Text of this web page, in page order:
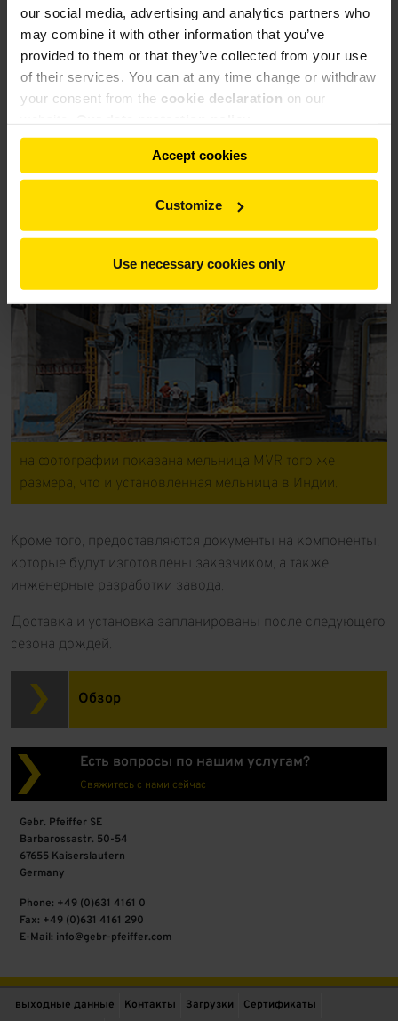
our social media, advertising and analytics partners who
may combine it with other information that you’ve
provided to them or that they’ve collected from your use
of their services. You can at any time change or withdraw
your consent from the cookie declaration on our
Accept cookies
Customize
Use necessary cookies only
В то время как основные компоненты, такие как
шлифовальные ролики, система подвески
шлифовальных роликов и редуктор мельницы,
поставляются компанией Gebr. Pfeiffer SE из Европы,
индийская дочерняя компания Gebr. Pfeiffer (Индия) Pvt.
мельницы и классификатора, а также загрузочные
замки.
на фотографии показана мельница MVR того же
размера, что и установленная мельница в Индии.
Кроме того, предоставляются документы на компоненты,
которые будут изготовлены заказчиком, а также
инженерные разработки завода.
Доставка и установка запланированы после следующего
сезона дождей.
Обзор
Есть вопросы по нашим услугам?
Свяжитесь с нами сейчас
Gebr. Pfeiffer SE
Barbarossastr. 50-54
67655 Kaiserslautern
Germany
Phone: +49 (0)631 4161 0
Fax: +49 (0)631 4161 290
E-Mail: info@gebr-pfeiffer.com
выходные данные Контакты Загрузки Сертификаты